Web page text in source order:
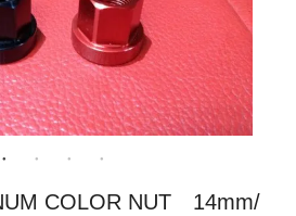
COLOR NUT 14mm/